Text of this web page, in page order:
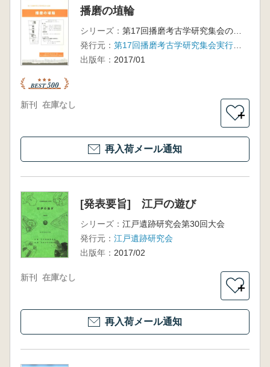
播磨の埴輪
シリーズ：
第17回播磨考古学研究集会の記録
発行元：
第17回播磨考古学研究集会実行委員会
出版年： 2017/01
新刊 在庫なし
＋
再入荷メール通知
[発表要旨] 江戸の遊び
シリーズ： 江戸遺跡研究会第30回大会
発行元： 江戸遺跡研究会
出版年： 2017/02
新刊 在庫なし
＋
再入荷メール通知